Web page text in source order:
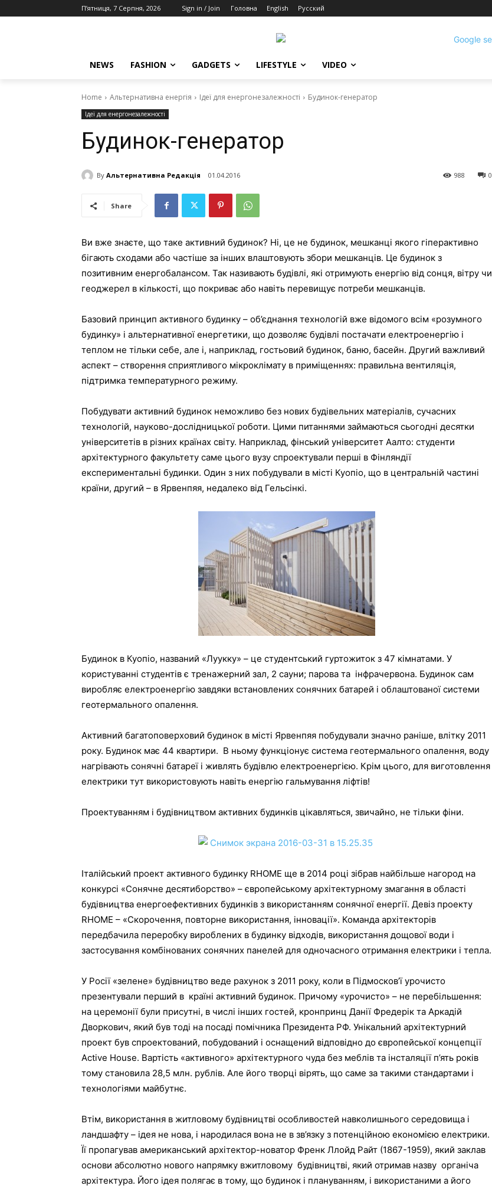
П’ятниця, 7 Серпня, 2026 Sign in / Join Головна English Русский
NEWS FASHION GADGETS LIFESTYLE VIDEO
Home Альтернативна енергія Ідеї для енергонезалежності Будинок-генератор
Ідеї для енергонезалежності
Будинок-генератор
By Альтернативна Редакція 01.04.2016 0
988
Share
Ви вже знаєте, що таке активний будинок? Ні, це не будинок, мешканці якого гіперактивно
бігають сходами або частіше за інших влаштовують збори мешканців. Це будинок з
позитивним енергобалансом. Так називають будівлі, які отримують енергію від сонця, вітру чи
геоджерел в кількості, що покриває або навіть перевищує потреби мешканців.
Базовий принцип активного будинку – об’єднання технологій вже відомого всім «розумного
будинку» і альтернативної енергетики, що дозволяє будівлі постачати електроенергію і
теплом не тільки себе, але і, наприклад, гостьовий будинок, баню, басейн. Другий важливий
аспект – створення сприятливого мікроклімату в приміщеннях: правильна вентиляція,
підтримка температурного режиму.
Побудувати активний будинок неможливо без нових будівельних матеріалів, сучасних
технологій, науково-дослідницької роботи. Цими питаннями займаються сьогодні десятки
університетів в різних країнах світу. Наприклад, фінський університет Аалто: студенти
архітектурного факультету саме цього вузу спроектували перші в Фінляндії
експериментальні будинки. Один з них побудували в місті Куопіо, що в центральній частині
країни, другий – в Ярвенпяя, недалеко від Гельсінкі.
Будинок в Куопіо, названий «Луукку» – це студентський гуртожиток з 47 кімнатами. У
користуванні студентів є тренажерний зал, 2 сауни; парова та інфрачервона. Будинок сам
виробляє електроенергію завдяки встановлених сонячних батарей і облаштованої системи
геотермального опалення.
Активний багатоповерховий будинок в місті Ярвенпяя побудували значно раніше, влітку 2011
року. Будинок має 44 квартири. В ньому функціонує система геотермального опалення, воду
нагрівають сонячні батареї і живлять будівлю електроенергією. Крім цього, для виготовлення
електрики тут використовують навіть енергію гальмування ліфтів!
Проектуванням і будівництвом активних будинків цікавляться, звичайно, не тільки фіни.
Італійський проект активного будинку RHOME ще в 2014 році зібрав найбільше нагород на
конкурсі «Сонячне десятиборство» – європейському архітектурному змагання в області
будівництва енергоефективних будинків з використанням сонячної енергії. Девіз проекту
RHOME – «Скорочення, повторне використання, інновації». Команда архітекторів
передбачила переробку вироблених в будинку відходів, використання дощової води і
застосування комбінованих сонячних панелей для одночасного отримання електрики і тепла.
У Росії «зелене» будівництво веде рахунок з 2011 року, коли в Підмосков’ї урочисто
презентували перший в країні активний будинок. Причому «урочисто» – не перебільшення:
на церемонії були присутні, в числі інших гостей, кронпринц Данії Фредерік та Аркадій
Дворкович, який був тоді на посаді помічника Президента РФ. Унікальний архітектурний
проект був спроектований, побудований і оснащений відповідно до європейської концепції
Active House. Вартість «активного» архітектурного чуда без меблів та інсталяції п’ять років
тому становила 28,5 млн. рублів. Але його творці вірять, що саме за такими стандартами і
технологіями майбутнє.
Втім, використання в житловому будівництві особливостей навколишнього середовища і
ландшафту – ідея не нова, і народилася вона не в зв’язку з потенційною економією електрики.
Її пропагував американський архітектор-новатор Френк Ллойд Райт (1867-1959), який заклав
основи абсолютно нового напрямку вжитловому будівництві, який отримав назву органіча
архітектура. Його ідея полягає в тому, що будинок і плануванням, і використаними а його